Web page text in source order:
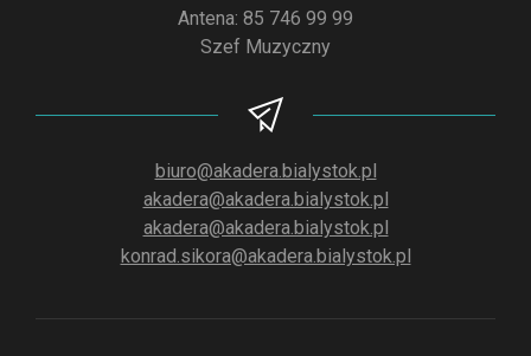
Antena: 85 746 99 99
Szef Muzyczny
biuro@akadera.bialystok.pl
akadera@akadera.bialystok.pl
akadera@akadera.bialystok.pl
konrad.sikora@akadera.bialystok.pl